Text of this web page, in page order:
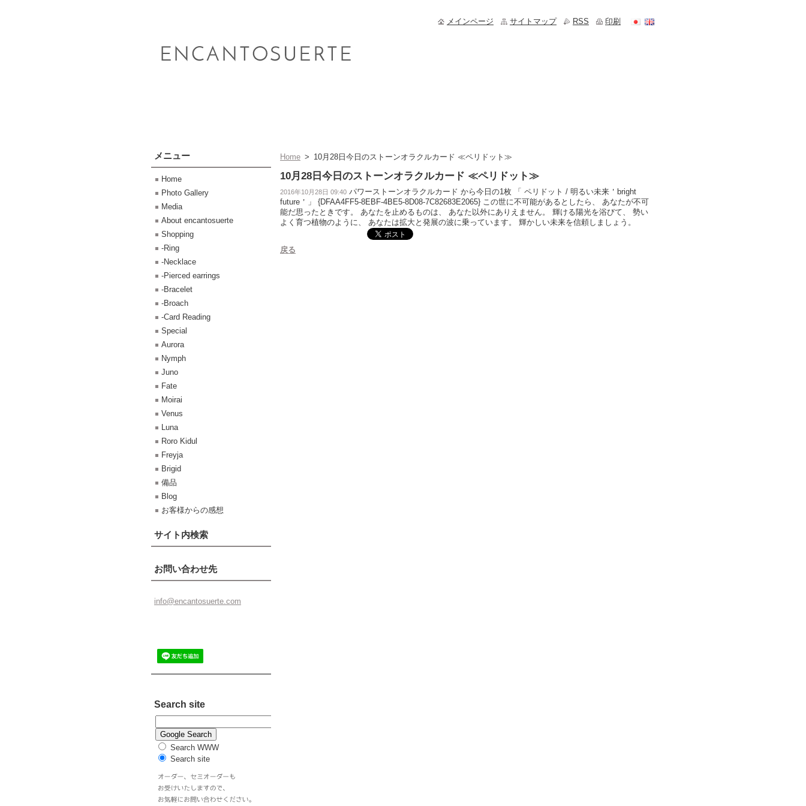
Home > 10月28日今日のストーンオラクルカード ≪ペリドット≫
10月28日今日のストーンオラクルカード ≪ペリドット≫
2016年10月28日 09:40 パワーストーンオラクルカード から今日の1枚 「 ペリドット / 明るい未来＇bright
future＇」 {DFAA4FF5-8EBF-4BE5-8D08-7C82683E2065} この世に不可能があるとしたら、 あなたが不可
能だ思ったときです。 あなたを止めるものは、 あなた以外にありえません。 輝ける陽光を浴びて、 勢い
よく育つ植物のように、 あなたは拡大と発展の波に乗っています。 輝かしい未来を信頼しましょう。
戻る
メニュー
Home
Photo Gallery
Media
About encantosuerte
Shopping
-Ring
-Necklace
-Pierced earrings
-Bracelet
-Broach
-Card Reading
Special
Aurora
Nymph
Juno
Fate
Moirai
Venus
Luna
Roro Kidul
Freyja
Brigid
備品
Blog
お客様からの感想
サイト内検索
お問い合わせ先
info@encantosuerte.com
Search site
Search WWW
Search site
メインページ サイトマップ RSS 印刷